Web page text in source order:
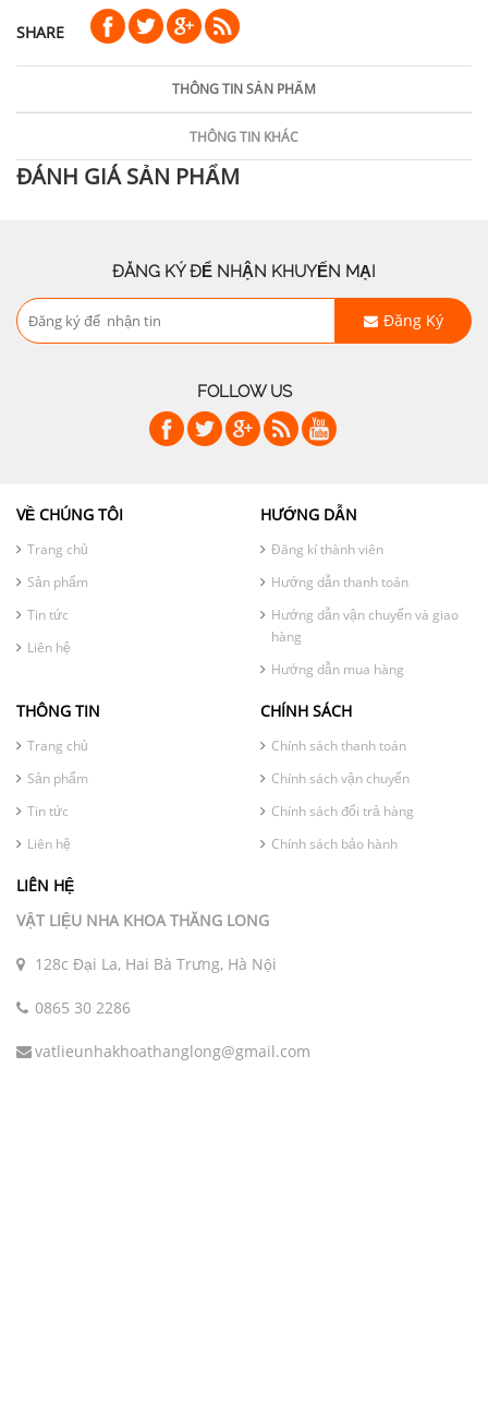
SHARE
THÔNG TIN SẢN PHẨM
THÔNG TIN KHÁC
ĐÁNH GIÁ SẢN PHẨM
ĐĂNG KÝ ĐỂ NHẬN KHUYẾN MẠI
Đăng Ký
FOLLOW US
VỀ CHÚNG TÔI
Trang chủ
Sản phẩm
Tin tức
Liên hệ
HƯỚNG DẪN
Đăng kí thành viên
Hướng dẫn thanh toán
Hướng dẫn vận chuyển và giao
hàng
Hướng dẫn mua hàng
THÔNG TIN
Trang chủ
Sản phẩm
Tin tức
Liên hệ
CHÍNH SÁCH
Chính sách thanh toán
Chính sách vận chuyển
Chính sách đổi trả hàng
Chính sách bảo hành
LIÊN HỆ
VẬT LIỆU NHA KHOA THĂNG LONG
128c Đại La, Hai Bà Trưng, Hà Nội
0865 30 2286
vatlieunhakhoathanglong@gmail.com